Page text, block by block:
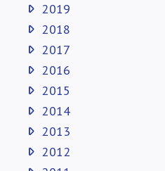
2019
2018
2017
2016
2015
2014
2013
2012